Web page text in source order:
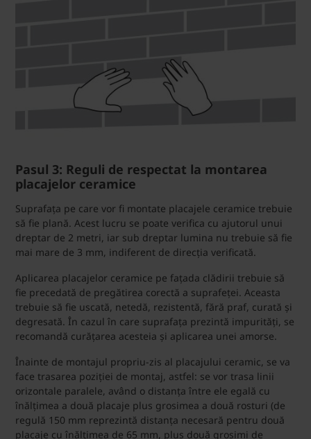
Pasul 3: Reguli de respectat la montarea
placajelor ceramice
Suprafața pe care vor fi montate placajele ceramice trebuie
să fie plană. Acest lucru se poate verifica cu ajutorul unui
dreptar de 2 metri, iar sub dreptar lumina nu trebuie să fie
mai mare de 3 mm, indiferent de direcția verificată.
Aplicarea placajelor ceramice pe fațada clădirii trebuie să
fie precedată de pregătirea corectă a suprafeței. Aceasta
trebuie să fie uscată, netedă, rezistentă, fără praf, curată și
degresată. În cazul în care suprafața prezintă impurități, se
recomandă curățarea acesteia și aplicarea unei amorse.
Înainte de montajul propriu-zis al placajului ceramic, se va
face trasarea poziției de montaj, astfel: se vor trasa linii
orizontale paralele, având o distanța între ele egală cu
înălțimea a două placaje plus grosimea a două rosturi (de
regulă 150 mm reprezintă distanța necesară pentru două
placaje cu înălțimea de 65 mm, plus două grosimi de